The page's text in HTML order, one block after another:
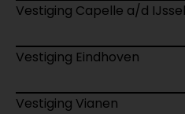
Vestiging Capelle a/d IJssel
Vestiging Eindhoven
Vestiging Vianen